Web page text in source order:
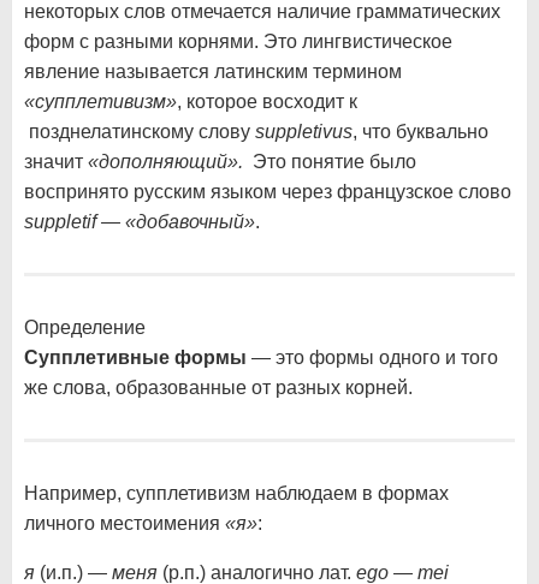
некоторых слов отмечается наличие грамматических
форм с разными корнями. Это лингвистическое
явление называется латинским термином
«супплетивизм», которое восходит к
позднелатинскому слову suppletivus, что буквально
значит «дополняющий». Это понятие было
воспринято русским языком через французское слово
suppletif — «добавочный».
Определение
Супплетивные формы — это формы одного и того
же слова, образованные от разных корней.
Например, супплетивизм наблюдаем в формах
личного местоимения «я»:
я (и.п.) — меня (р.п.) аналогично лат. ego — mei